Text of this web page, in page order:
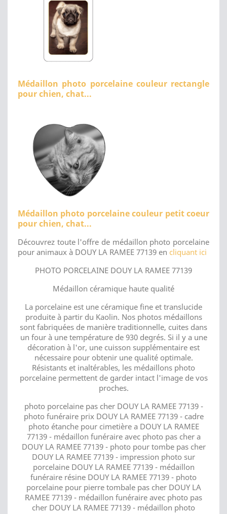
Médaillon photo porcelaine couleur rectangle
pour chien, chat...
Médaillon photo porcelaine couleur petit coeur
pour chien, chat...
Découvrez toute l'offre de médaillon photo porcelaine
pour animaux à DOUY LA RAMEE 77139 en cliquant ici
PHOTO PORCELAINE DOUY LA RAMEE 77139
Médaillon céramique haute qualité
La porcelaine est une céramique fine et translucide
produite à partir du Kaolin. Nos photos médaillons
sont fabriquées de manière traditionnelle, cuites dans
un four à une température de 930 degrés. Si il y a une
décoration à l'or, une cuisson supplémentaire est
nécessaire pour obtenir une qualité optimale.
Résistants et inaltérables, les médaillons photo
porcelaine permettent de garder intact l'image de vos
proches.
photo porcelaine pas cher DOUY LA RAMEE 77139 -
photo funéraire prix DOUY LA RAMEE 77139 - cadre
photo étanche pour cimetière a DOUY LA RAMEE
77139 - médaillon funéraire avec photo pas cher a
DOUY LA RAMEE 77139 - photo pour tombe pas cher
DOUY LA RAMEE 77139 - impression photo sur
porcelaine DOUY LA RAMEE 77139 - médaillon
funéraire résine DOUY LA RAMEE 77139 - photo
porcelaine pour pierre tombale pas cher DOUY LA
RAMEE 77139 - médaillon funéraire avec photo pas
cher DOUY LA RAMEE 77139 - médaillon photo